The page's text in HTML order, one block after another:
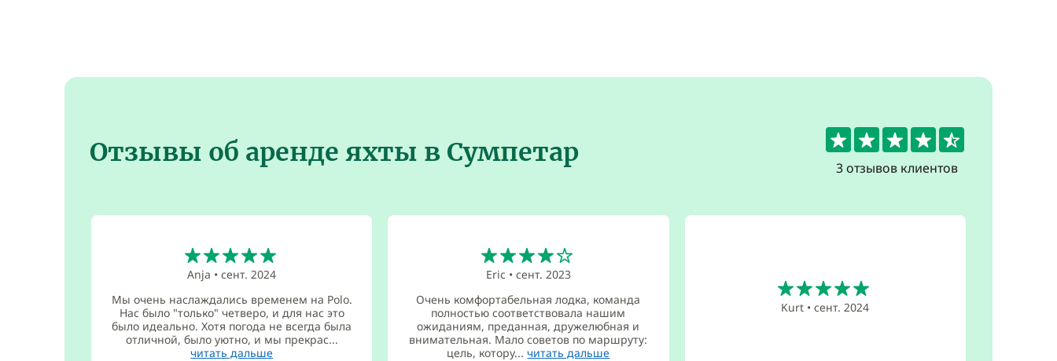
4.7
3 отзывов клиентов
Отзывы об аренде яхты в Сумпетар
Anja •сент. 2024
Мы очень наслаждались временем на Polo.
Нас было "только" четверо, и для нас это
было идеально. Хотя погода не всегда была
отличной, было уютно, и мы прекрас...
читать дальше
Eric • сент. 2023
Очень комфортабельная лодка, команда
полностью соответствовала нашим
ожиданиям, преданная, дружелюбная и
внимательная. Мало советов по маршруту:
цель, котору...читать дальше
Kurt •сент. 2024